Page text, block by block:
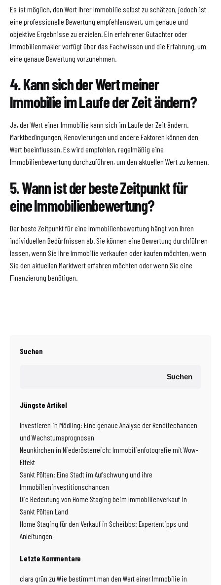
Es ist möglich, den Wert Ihrer Immobilie selbst zu schätzen, jedoch ist
eine professionelle Bewertung empfehlenswert, um genaue und
objektive Ergebnisse zu erzielen. Ein erfahrener Gutachter oder
Immobilienmakler verfügt über das Fachwissen und die Erfahrung, um
eine genaue Bewertung vorzunehmen.
4. Kann sich der Wert meiner
Immobilie im Laufe der Zeit ändern?
Ja, der Wert einer Immobilie kann sich im Laufe der Zeit ändern.
Marktbedingungen, Renovierungen und andere Faktoren können den
Wert beeinflussen. Es wird empfohlen, regelmäßig eine
Immobilienbewertung durchzuführen, um den aktuellen Wert zu kennen.
5. Wann ist der beste Zeitpunkt für
eine Immobilienbewertung?
Der beste Zeitpunkt für eine Immobilienbewertung hängt von Ihren
individuellen Bedürfnissen ab. Sie können eine Bewertung durchführen
lassen, wenn Sie Ihre Immobilie verkaufen oder kaufen möchten, wenn
Sie den aktuellen Marktwert erfahren möchten oder wenn Sie eine
Finanzierung benötigen.
Suchen
Suchen
Jüngste Artikel
Investieren in Mödling: Eine genaue Analyse der Renditechancen
und Wachstumsprognosen
Neunkirchen in Niederösterreich: Immobilienfotografie mit Wow-
Effekt
Sankt Pölten: Eine Stadt im Aufschwung und ihre
Immobilieninvestitionschancen
Die Bedeutung von Home Staging beim Immobilienverkauf in
Sankt Pölten Land
Home Staging für den Verkauf in Scheibbs: Expertentipps und
Anleitungen
Letzte Kommentare
clara grün zu Wie bestimmt man den Wert einer Immobilie in